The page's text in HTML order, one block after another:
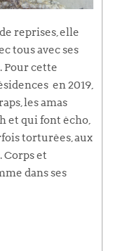
reprises, elle
tous avec ses
Pour cette
en 2019,
les amas
et qui font écho,
torturées, aux
Corps et
dans ses